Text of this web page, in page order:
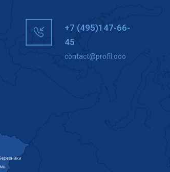
+7 (495)147-66-
45
contact@profil.ooo